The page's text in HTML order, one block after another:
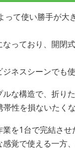
て使い勝手が大
っており、開閉
ネスシーンでも
な構造で、折り
性を損ないたく
を1台で完結させ
覚で使える一方